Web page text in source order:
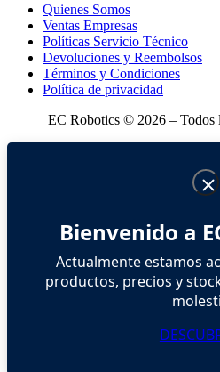
Quienes Somos
Ventas Empresas
Políticas Servicio Técnico
Devoluciones y Reembolsos
Términos y Condiciones
Política de privacidad
EC Robotics © 2026 – Todos
Bienvenido a
Actualmente estamos
productos, precios y